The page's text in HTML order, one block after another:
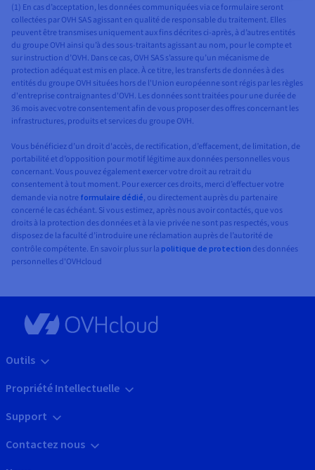
(1) En cas d’acceptation, les données communiquées via ce formulaire seront
collectées par OVH SAS agissant en qualité de responsable du traitement. Elles
peuvent être transmises uniquement aux fins décrites ci-après, à d’autres entités
du groupe OVH ainsi qu’à des sous-traitants agissant au nom, pour le compte et
sur instruction d’OVH. Dans ce cas, OVH SAS s’assure qu’un mécanisme de
protection adéquat est mis en place. À ce titre, les transferts de données à des
entités du groupe OVH situées hors de l'Union européenne sont régis par les règles
d'entreprise contraignantes d'OVH. Les données sont traitées pour une durée de
36 mois avec votre consentement afin de vous proposer des offres concernant les
infrastructures, produits et services du groupe OVH.
Vous bénéficiez d’un droit d'accès, de rectification, d’effacement, de limitation, de
portabilité et d’opposition pour motif légitime aux données personnelles vous
concernant. Vous pouvez également exercer votre droit au retrait du
consentement à tout moment. Pour exercer ces droits, merci d’effectuer votre
demande via notre formulaire dédié, ou directement auprès du partenaire
concerné le cas échéant. Si vous estimez, après nous avoir contactés, que vos
droits à la protection des données et à la vie privée ne sont pas respectés, vous
disposez de la faculté d’introduire une réclamation auprès de l’autorité de
contrôle compétente. En savoir plus sur la politique de protection des données
personnelles d'OVHcloud
Outils
Propriété Intellectuelle
Support
Contactez nous